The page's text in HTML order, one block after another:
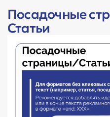
Посадочные
Статьи